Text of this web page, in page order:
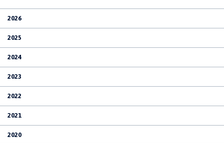
2026
2025
2024
2023
2022
2021
2020